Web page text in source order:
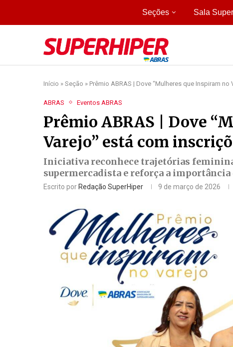
Seções Sala
Início » Seção » Prêmio ABRAS | Dove “Mulheres que Inspiram
ABRAS Eventos ABRAS
Prêmio ABRAS | Dove
Varejo” está com
Iniciativa reconhece trajetórias
supermercadista e reforça a importância
Escrito por Redação SuperHiper 9 de março de 2026